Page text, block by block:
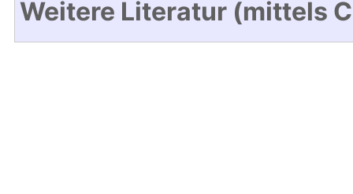
Weitere Literatur (mittels